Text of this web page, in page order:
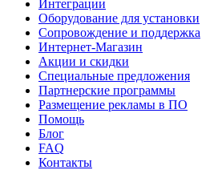
Интеграции
Оборудование для установки
Сопровождение и поддержка
Интернет-Магазин
Акции и скидки
Специальные предложения
Партнерские программы
Размещение рекламы в ПО
Помощь
Блог
FAQ
Контакты